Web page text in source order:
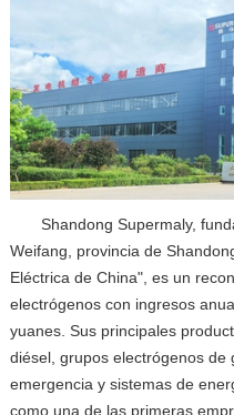
Shandong Supermaly,
Weifang, provincia de
Eléctrica de China", es un
electrógenos con ingresos
yuanes. Sus principales
diésel, grupos electrógenos de
emergencia y sistemas de
como una de las primeras